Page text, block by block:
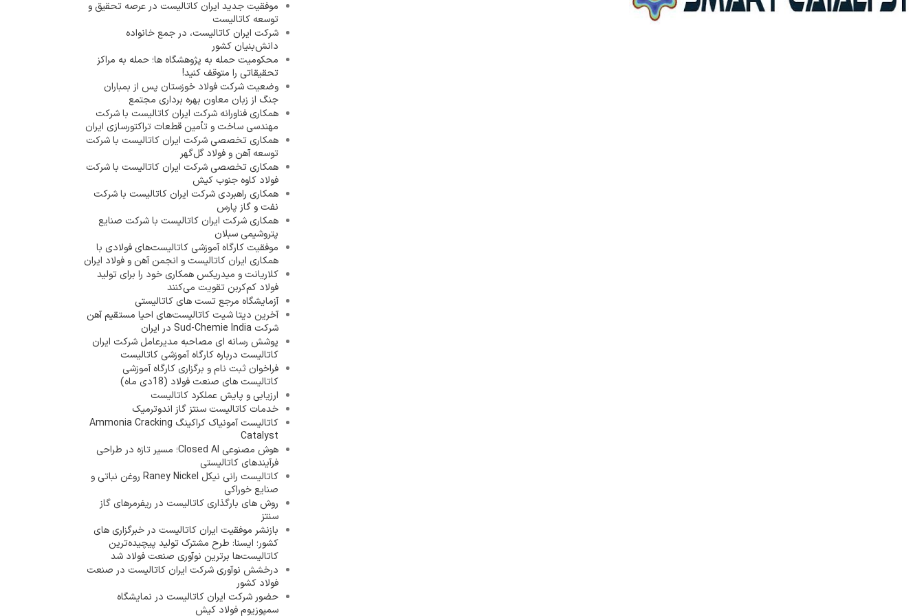
موفقیت جدید ایران کاتالیست در عرصه تحقیق و
توسعه کاتالیست
شرکت ایران کاتالیست، در جمع خانواده
دانش‌بنیان کشور
محکومیت حمله به پژوهشگاه ها؛ حمله به مراکز
تحقیقاتی را متوقف کنید!
وضعیت شرکت فولاد خوزستان پس از بمباران
جنگ از زبان معاون بهره برداری مجتمع
همکاری فناورانه شرکت ایران کاتالیست با شرکت
مهندسی ساخت و تأمین قطعات تراکتورسازی ایران
همکاری تخصصی شرکت ایران کاتالیست با شرکت
توسعه آهن و فولاد گل‌گهر
همکاری تخصصی شرکت ایران کاتالیست با شرکت
فولاد کاوه جنوب کیش
همکاری راهبردی شرکت ایران کاتالیست با شرکت
نفت و گاز پارس
همکاری شرکت ایران کاتالیست با شرکت صنایع
پتروشیمی سبلان
موفقیت کارگاه آموزشی کاتالیست‌های فولادی با
همکاری ایران کاتالیست و انجمن آهن و فولاد ایران
کلاریانت و میدریکس همکاری خود را برای تولید
فولاد کم‌کربن تقویت می‌کنند
آزمایشگاه مرجع تست های کاتالیستی
آخرین دیتا شیت کاتالیست‌های احیا مستقیم آهن
شرکت Sud-Chemie India در ایران
پوشش رسانه ای مصاحبه مدیرعامل شرکت ایران
کاتالیست درباره کارگاه آموزشی کاتالیست
فراخوان ثبت نام و برگزاری کارگاه آموزشی
کاتالیست های صنعت فولاد (18دی ماه)
ارزیابی و پایش عملکرد کاتالیست
خدمات کاتالیست سنتز گاز اندوترمیک
کاتالیست آمونیاک کراکینگ Ammonia Cracking
Catalyst
هوش مصنوعی Closed AI؛ مسیر تازه در طراحی
فرآیندهای کاتالیستی
کاتالیست رانی نیکل Raney Nickel روغن نباتی و
صنایع خوراکی
روش های بارگذاری کاتالیست در ریفرمرهای گاز
سنتز
بازنشر موفقیت ایران کاتالیست در خبرگزاری های
کشور؛ ایسنا: طرح مشترک تولید پیچیده‌ترین
کاتالیست‌ها برترین نوآوری صنعت فولاد شد
درخشش نوآوری شرکت ایران کاتالیست در صنعت
فولاد کشور
حضور شرکت ایران کاتالیست در نمایشگاه
سمپوزیوم فولاد کیش